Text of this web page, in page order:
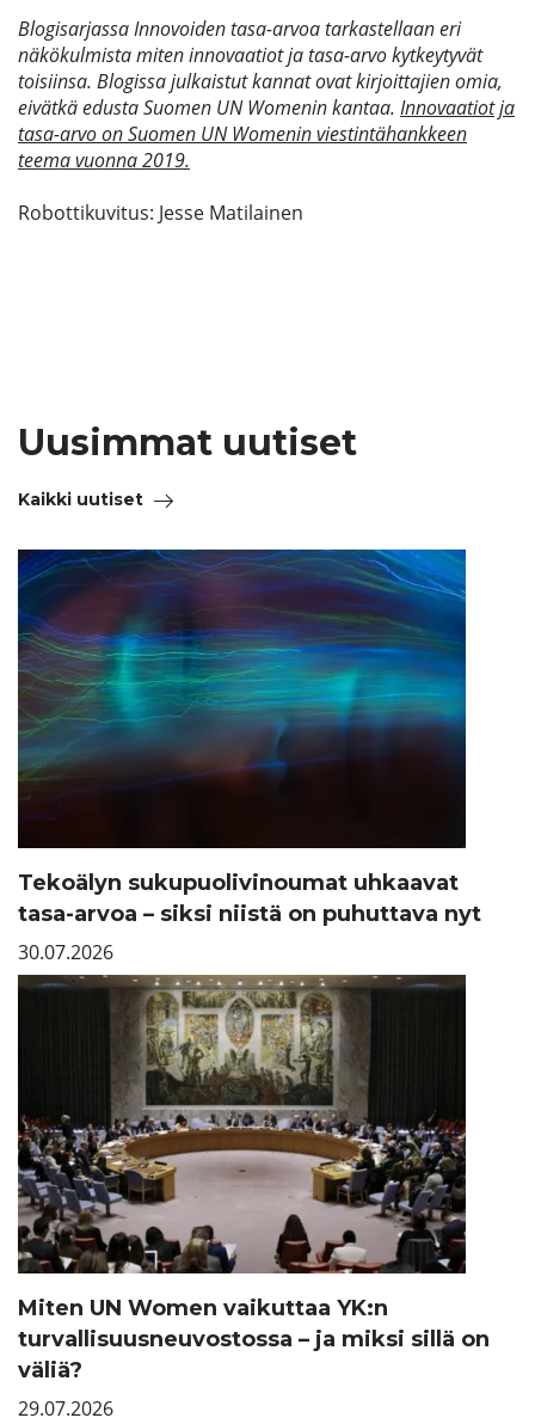
Blogisarjassa Innovoiden tasa-arvoa tarkastellaan eri
näkökulmista miten innovaatiot ja tasa-arvo kytkeytyvät
toisiinsa. Blogissa julkaistut kannat ovat kirjoittajien omia,
eivätkä edusta Suomen UN Womenin kantaa. Innovaatiot ja
tasa-arvo on Suomen UN Womenin viestintähankkeen
teema vuonna 2019.
Robottikuvitus: Jesse Matilainen
Uusimmat uutiset
Kaikki uutiset
Tekoälyn sukupuolivinoumat uhkaavat
tasa-arvoa – siksi niistä on puhuttava nyt
30.07.2026
Miten UN Women vaikuttaa YK:n
turvallisuusneuvostossa – ja miksi sillä on
väliä?
29.07.2026